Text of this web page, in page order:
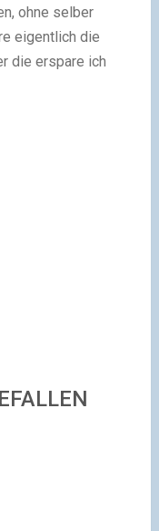
ohne selber
eigentlich die
die erspare ich